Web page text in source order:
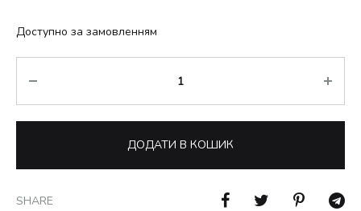
Доступно за замовленням
ДОДАТИ В КОШИК
SHARE